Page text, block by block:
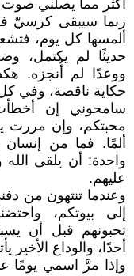
أكثر مما يصلني صوت
ربما سيبقى كرسيّ
ألمسها كل يوم،
حديثًا لم يكتمل،
ووعدًا لم أُنجزه.
حكاية ناقصة، وفي
سامحوني إن
محبتكم، وإن مررت
ألمًا. فما من إنسان
واحدة: أن يلقى
عليهم.
وعندما تنتهون من
إلى بيوتكم،
تحبونهم قبل أن
أحدًا، والوداع الأخير
وإذا مرَّ اسمي يومًا